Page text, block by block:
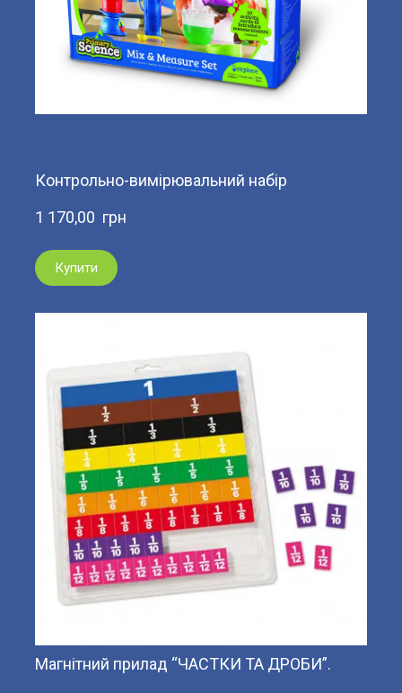
Контрольно-вимірювальний набір
1 170,00  грн
Купити
Магнітний прилад “ЧАСТКИ ТА ДРОБИ”.